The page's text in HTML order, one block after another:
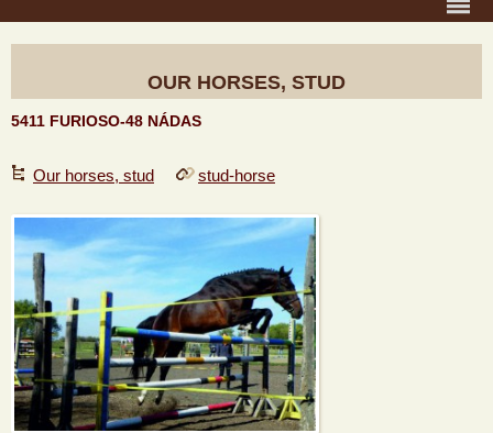
OUR HORSES, STUD
5411 FURIOSO-48 NÁDAS
Our horses, stud stud-horse